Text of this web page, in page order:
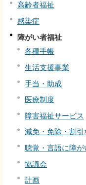
高齢者福祉
感染症
障がい者福祉
各種手帳
生活支援事業
手当・助成
医療制度
障害福祉サービス
減免・免除・割引
聴覚・言語に障
協議会
計画